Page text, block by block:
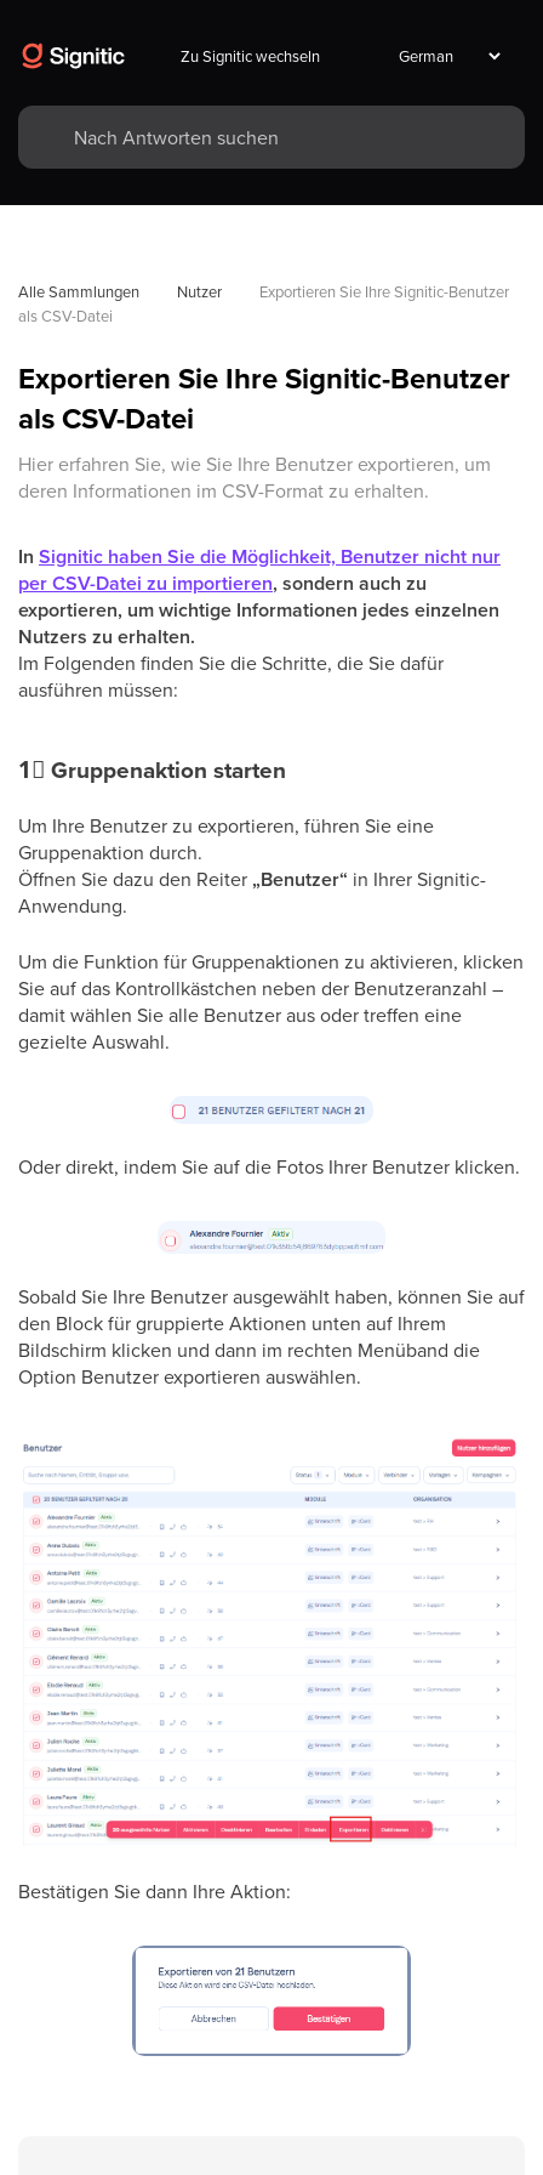
Zu Signitic wechseln
Alle Sammlungen Nutzer
Exportieren Sie Ihre Signitic-Benutzer
als CSV-Datei
Exportieren Sie Ihre Signitic-Benutzer
als CSV-Datei
Hier erfahren Sie, wie Sie Ihre Benutzer exportieren, um
deren Informationen im CSV-Format zu erhalten.
In Signitic haben Sie die Möglichkeit, Benutzer nicht nur
per CSV-Datei zu importieren, sondern auch zu
exportieren, um wichtige Informationen jedes einzelnen
Nutzers zu erhalten.
Im Folgenden finden Sie die Schritte, die Sie dafür
ausführen müssen:
1⃣ Gruppenaktion starten
Um Ihre Benutzer zu exportieren, führen Sie eine
Gruppenaktion durch.
Öffnen Sie dazu den Reiter „Benutzer“ in Ihrer Signitic-
Anwendung.
Um die Funktion für Gruppenaktionen zu aktivieren, klicken
Sie auf das Kontrollkästchen neben der Benutzeranzahl –
damit wählen Sie alle Benutzer aus oder treffen eine
gezielte Auswahl.
Oder direkt, indem Sie auf die Fotos Ihrer Benutzer klicken.
Sobald Sie Ihre Benutzer ausgewählt haben, können Sie auf
den Block für gruppierte Aktionen unten auf Ihrem
Bildschirm klicken und dann im rechten Menüband die
Option Benutzer exportieren auswählen.
Bestätigen Sie dann Ihre Aktion: